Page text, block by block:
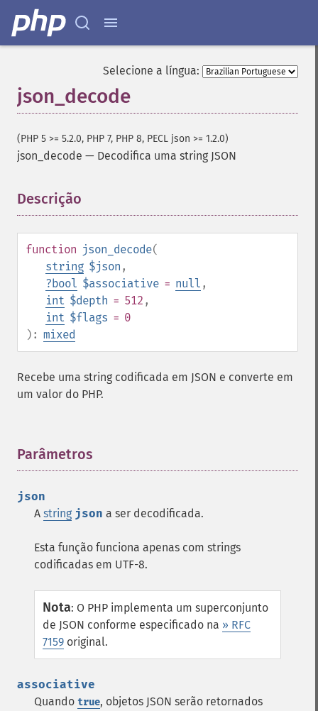
Selecione a língua:
json_decode
(PHP 5 >= 5.2.0, PHP 7, PHP 8, PECL json >= 1.2.0)
json_decode — Decodifica uma string JSON
Descrição
function json_decode(
string $json ,
?bool $associative = null ,
int $depth = 512 ,
int $flags = 0
): mixed
Recebe uma string codificada em JSON e converte em
um valor do PHP.
Parâmetros
json
A string json a ser decodificada.
Esta função funciona apenas com strings
codificadas em UTF-8.
Nota: O PHP implementa um superconjunto
de JSON conforme especificado na » RFC
7159 original.
associative
Quando true, objetos JSON serão retornados